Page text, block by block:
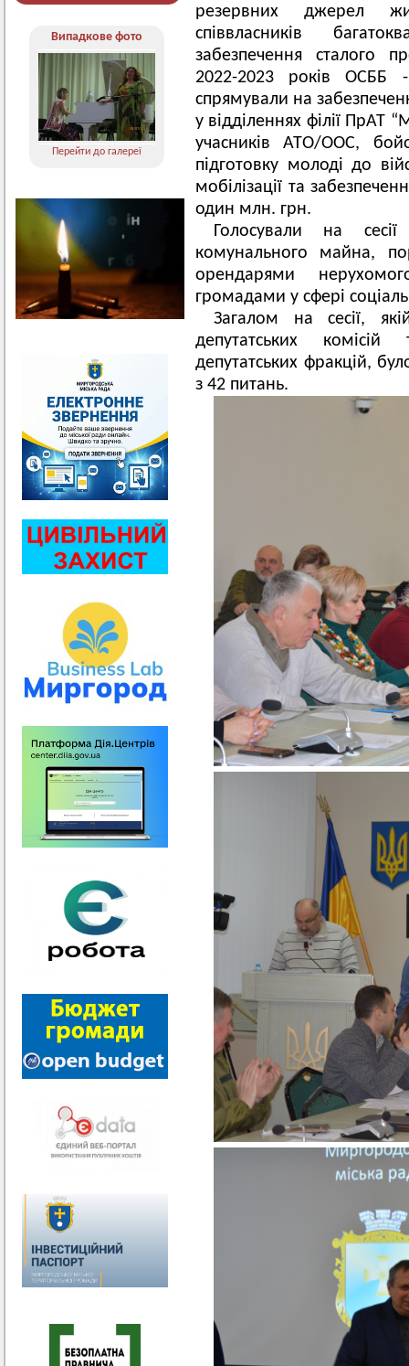
Випадкове фото
Перейти до галереї
резервних джерел
співвласників
забезпечення сталого
2022-2023 років
спрямували на
у відділеннях філії ПрАТ
учасників АТО/ООС,
підготовку молоді до
мобілізації та
один млн. грн.
Голосували на
комунального майна,
орендарями
громадами у сфері
Загалом на сесії,
депутатських
депутатських фракцій,
з 42 питань.